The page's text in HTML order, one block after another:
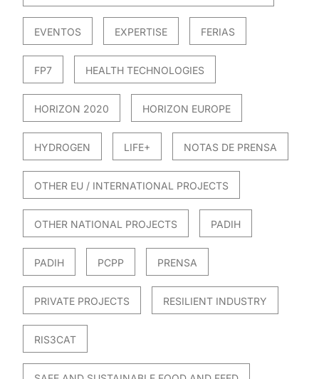
EVENTOS EXPERTISE FERIAS
FP7 HEALTH TECHNOLOGIES
HORIZON 2020 HORIZON EUROPE
HYDROGEN LIFE+ NOTAS DE PRENSA
OTHER EU / INTERNATIONAL PROJECTS
OTHER NATIONAL PROJECTS PADIH
PADIH PCPP PRENSA
PRIVATE PROJECTS RESILIENT INDUSTRY
RIS3CAT